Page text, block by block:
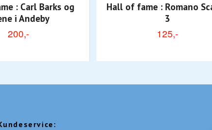
: Carl Barks og
i Andeby
200,-
Hall of fame : Romano
3
125,-